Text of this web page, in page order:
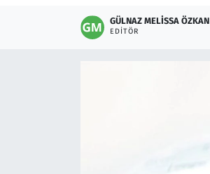
GÜLNAZ MELISSA ÖZKAN
EDITÖR
Teknoloji ve Bilim